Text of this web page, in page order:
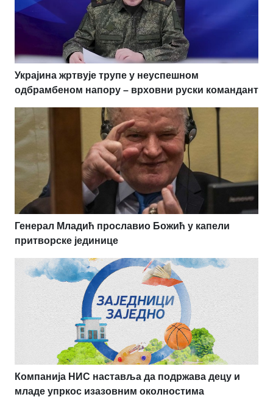
Украјина жртвује трупе у неуспешном
одбрамбеном напору – врховни руски командант
Генерал Младић прославио Божић у капели
притворске јединице
Компанија НИС наставља да подржава децу и
младе упркос изазовним околностима